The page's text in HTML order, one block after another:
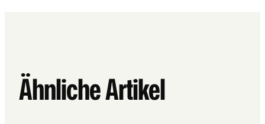
Ähnliche Artikel